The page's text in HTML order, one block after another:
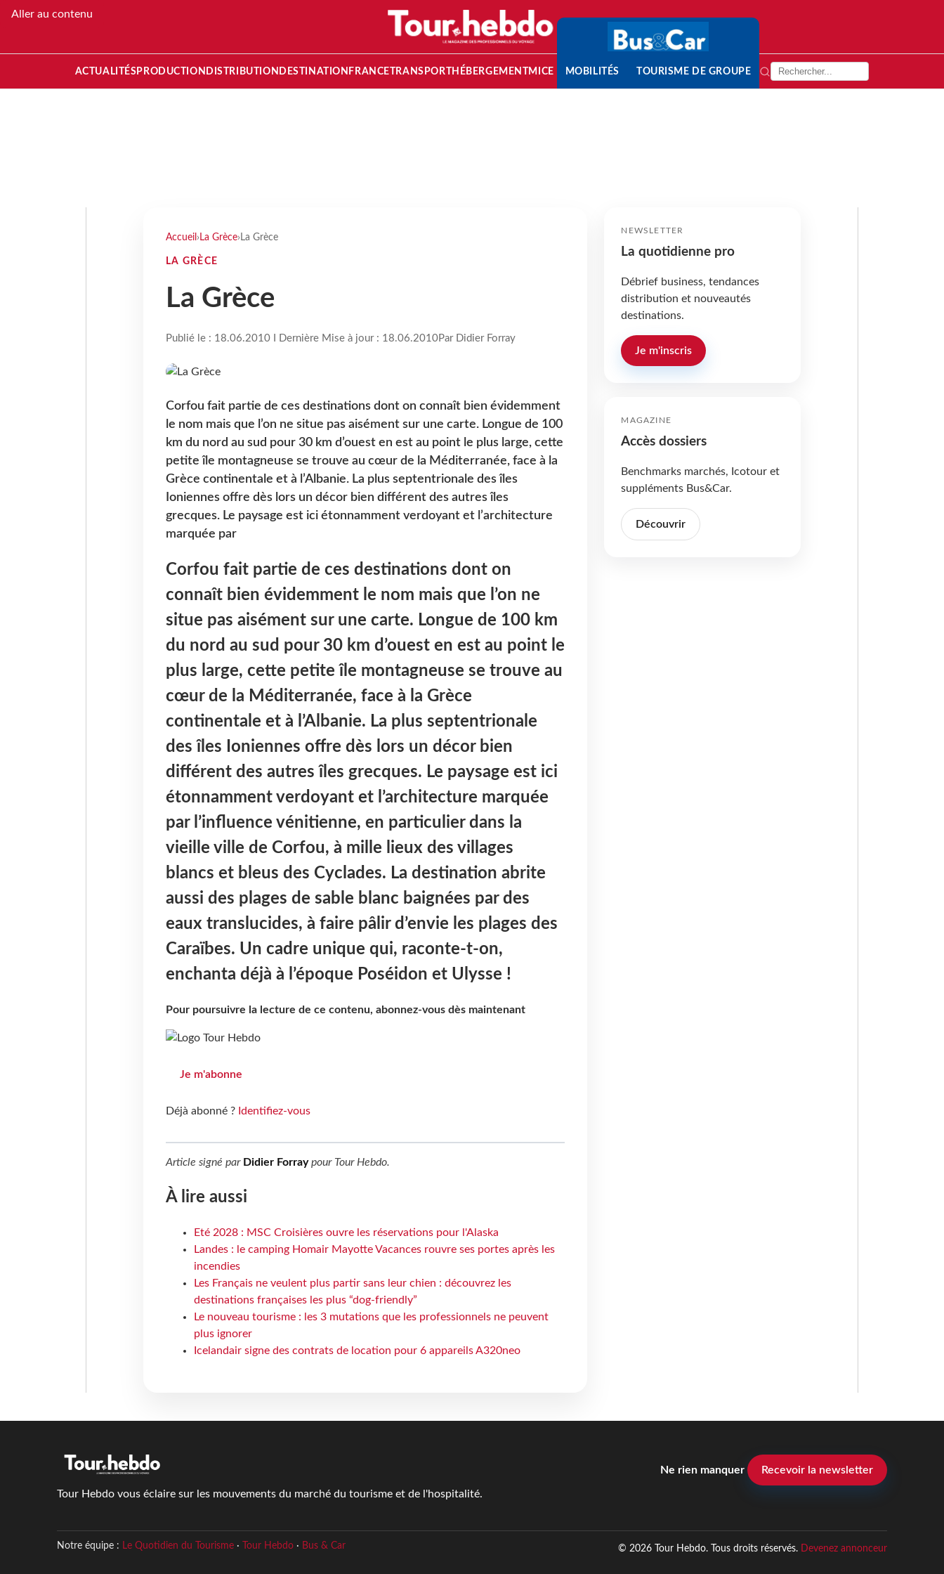
Aller au contenu
ACTUALITÉS PRODUCTION DISTRIBUTION DESTINATION FRANCETRANSPORT HÉBERGEMENTMICE MOBILITÉS TOURISME DE GROUPE
Accueil › La Grèce› La Grèce
LA GRÈCE
La Grèce
Publié le : 18.06.2010 I Dernière Mise à jour : 18.06.2010Par Didier Forray
Corfou fait partie de ces destinations dont on connaît bien évidemment
le nom mais que l’on ne situe pas aisément sur une carte. Longue de 100
km du nord au sud pour 30 km d’ouest en est au point le plus large, cette
petite île montagneuse se trouve au cœur de la Méditerranée, face à la
Grèce continentale et à l’Albanie. La plus septentrionale des îles
Ioniennes offre dès lors un décor bien différent des autres îles
grecques. Le paysage est ici étonnamment verdoyant et l’architecture
marquée par
Corfou fait partie de ces destinations dont on
connaît bien évidemment le nom mais que l’on ne
situe pas aisément sur une carte. Longue de 100 km
du nord au sud pour 30 km d’ouest en est au point le
plus large, cette petite île montagneuse se trouve au
cœur de la Méditerranée, face à la Grèce
continentale et à l’Albanie. La plus septentrionale
des îles Ioniennes offre dès lors un décor bien
différent des autres îles grecques. Le paysage est ici
étonnamment verdoyant et l’architecture marquée
par l’influence vénitienne, en particulier dans la
vieille ville de Corfou, à mille lieux des villages
blancs et bleus des Cyclades. La destination abrite
aussi des plages de sable blanc baignées par des
eaux translucides, à faire pâlir d’envie les plages des
Caraïbes. Un cadre unique qui, raconte-t-on,
enchanta déjà à l’époque Poséidon et Ulysse !
Pour poursuivre la lecture de ce contenu, abonnez-vous dès maintenant
Je m'abonne
Déjà abonné ? Identifiez-vous
Article signé par Didier Forraypour Tour Hebdo.
À lire aussi
Eté 2028 : MSC Croisières ouvre les réservations pour l'Alaska
Landes : le camping Homair Mayotte Vacances rouvre ses portes après les
incendies
Les Français ne veulent plus partir sans leur chien : découvrez les
destinations françaises les plus “dog-friendly”
Le nouveau tourisme : les 3 mutations que les professionnels ne peuvent
plus ignorer
Icelandair signe des contrats de location pour 6 appareils A320neo
NEWSLETTER
La quotidienne pro
Débrief business, tendances
distribution et nouveautés
destinations.
Je m'inscris
MAGAZINE
Accès dossiers
Benchmarks marchés, Icotour et
suppléments Bus&Car.
Découvrir
Tour Hebdo vous éclaire sur les mouvements du marché du tourisme et de l'hospitalité.
Ne rien manquer Recevoir la newsletter
Notre équipe : Le Quotidien du Tourisme· Tour Hebdo· Bus & Car © 2026 Tour Hebdo. Tous droits réservés. Devenez annonceur